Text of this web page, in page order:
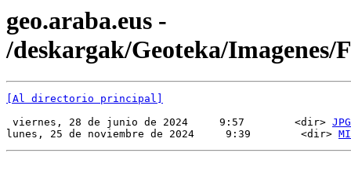
geo.araba.eus -
/deskargak/Geoteka/Imagenes/
[Al directorio principal]
viernes, 28 de junio de 2024     9:57        <dir> JPG
lunes, 25 de noviembre de 2024     9:39        <dir>